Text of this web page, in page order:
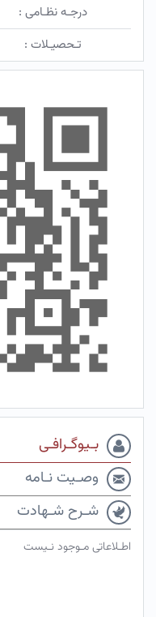
درجـه نظـامی :
تـحصیـلات :
بـیوگـرافـی
وصـیت نـامه
شـرح شـهادت
اطـلاعاتی مـوجود نـیست